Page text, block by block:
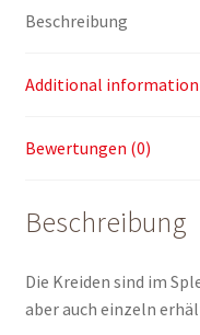
Beschreibung
Additional information
Bewertungen (0)
Beschreibung
Die Kreiden sind im
aber auch einzeln